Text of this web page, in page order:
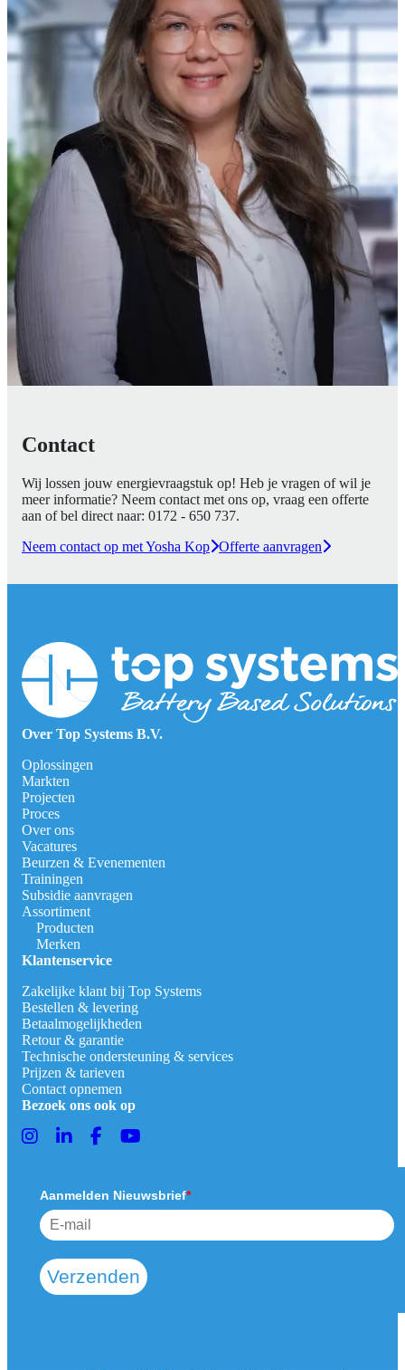
Contact
Wij lossen jouw energievraagstuk op! Heb je vragen of wil je
meer informatie? Neem contact met ons op, vraag een offerte
aan of bel direct naar: 0172 - 650 737.
Neem contact op met Yosha Kop Offerte aanvragen
Over Top Systems B.V.
Oplossingen
Markten
Projecten
Proces
Over ons
Vacatures
Beurzen & Evenementen
Trainingen
Subsidie aanvragen
Assortiment
Producten
Merken
Klantenservice
Zakelijke klant bij Top Systems
Bestellen & levering
Betaalmogelijkheden
Retour & garantie
Technische ondersteuning & services
Prijzen & tarieven
Contact opnemen
Bezoek ons ook op
Aanmelden Nieuwsbrief*
Verzenden